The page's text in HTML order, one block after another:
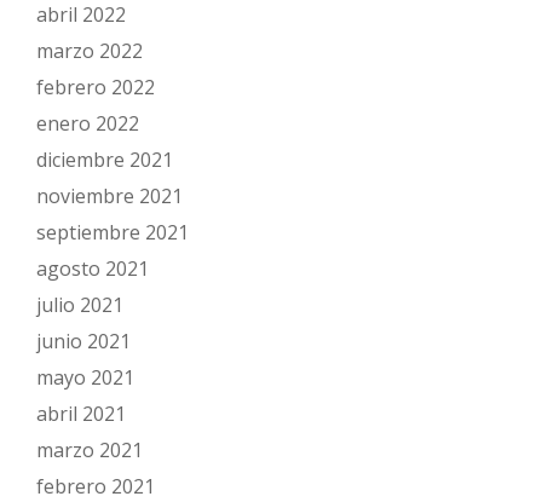
abril 2022
marzo 2022
febrero 2022
enero 2022
diciembre 2021
noviembre 2021
septiembre 2021
agosto 2021
julio 2021
junio 2021
mayo 2021
abril 2021
marzo 2021
febrero 2021